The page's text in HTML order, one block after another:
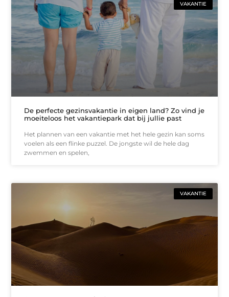
VAKANTIE
De perfecte gezinsvakantie in eigen land? Zo vind je
moeiteloos het vakantiepark dat bij jullie past
Het plannen van een vakantie met het hele gezin kan soms
voelen als een flinke puzzel. De jongste wil de hele dag
zwemmen en spelen,
VAKANTIE